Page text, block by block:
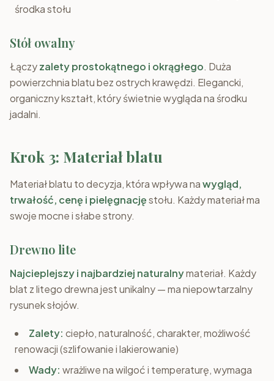
środka stołu
Stół owalny
Łączyzalety prostokątnego i okrągłego. Duża
powierzchnia blatu bez ostrych krawędzi. Elegancki,
organiczny kształt, który świetnie wygląda na środku
jadalni.
Krok 3: Materiał blatu
Materiał blatu to decyzja, która wpływa nawygląd,
trwałość, cenę i pielęgnacjęstołu. Każdy materiał ma
swoje mocne i słabe strony.
Drewno lite
Najcieplejszy i najbardziej naturalnymateriał. Każdy
blat z litego drewna jest unikalny — ma niepowtarzalny
rysunek słojów.
Zalety: ciepło, naturalność, charakter, możliwość
renowacji (szlifowanie i lakierowanie)
Wady: wrażliwe na wilgoć i temperaturę, wymaga